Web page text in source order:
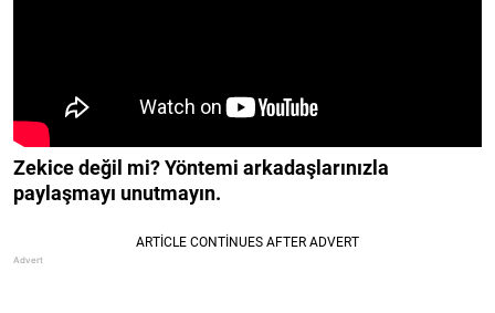
Zekice değil mi? Yöntemi arkadaşlarınızla
paylaşmayı unutmayın.